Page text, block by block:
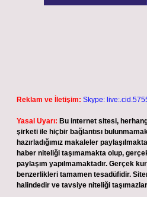
Reklam ve İletişim: Skype:
Yasal Uyarı: Bu internet sitesi,
şirketi ile hiçbir bağlantısı
hazırladığımız makaleler
haber niteliği taşımamakta olup,
paylaşım yapılmamaktadır. Gerçek
benzerlikleri tamamen tesadüfidir.
halindedir ve tavsiye niteliği